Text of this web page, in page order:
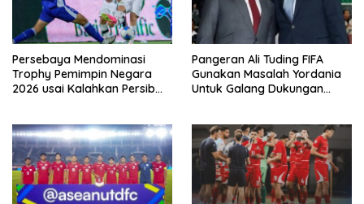
Persebaya Mendominasi
Trophy Pemimpin Negara
2026 usai Kalahkan Persib
Pangeran Ali Tuding FIFA
Gunakan Masalah Yordania
Untuk Galang Dukungan